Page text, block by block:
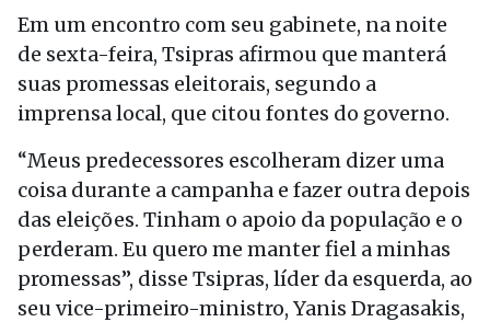
Em um encontro com seu gabinete, na noite
de sexta-feira, Tsipras afirmou que manterá
suas promessas eleitorais, segundo a
imprensa local, que citou fontes do governo.
“Meus predecessores escolheram dizer uma
coisa durante a campanha e fazer outra depois
das eleições. Tinham o apoio da população e o
perderam. Eu quero me manter fiel a minhas
promessas”, disse Tsipras, líder da esquerda, ao
seu vice-primeiro-ministro, Yanis Dragasakis,